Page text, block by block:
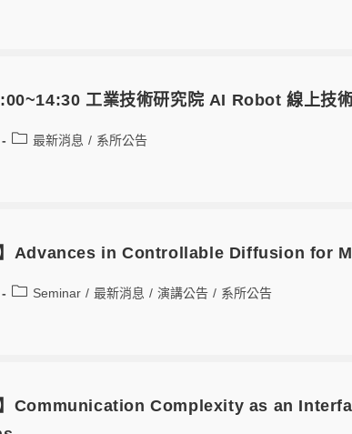
工業技術研究院 AI Robot 線上技
最新消息 / 系所公告
】Advances in Controllable Diffusion for
Seminar / 最新消息 / 演講公告 / 系所公告
】Communication Complexity as an